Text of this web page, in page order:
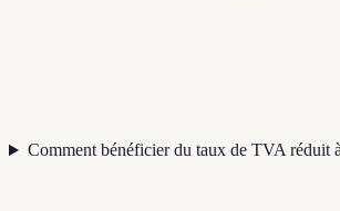
Comment bénéficier du taux de TVA réduit